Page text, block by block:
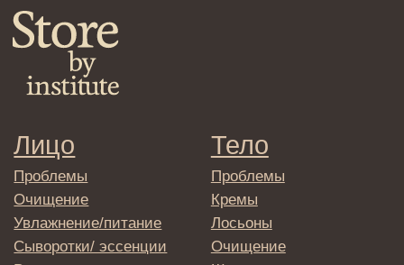
Отправляя адрес электронной почты
вы соглашаетесь с политикой в отношении
обработки персональных данных